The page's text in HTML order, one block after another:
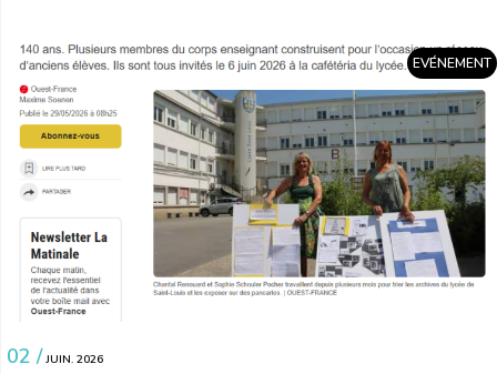
EVÉNEMENT
02 / JUIN. 2026